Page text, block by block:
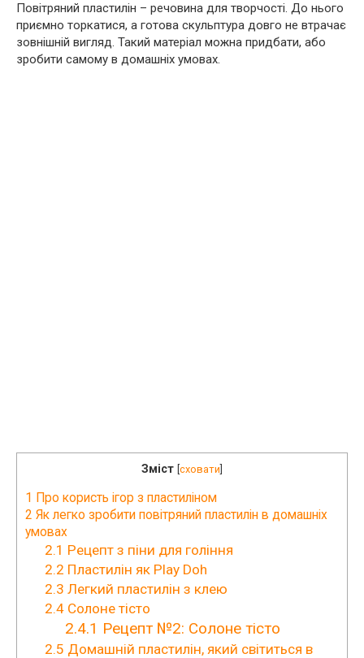
Повітряний пластилін – речовина для творчості. До нього
приємно торкатися, а готова скульптура довго не втрачає
зовнішній вигляд. Такий матеріал можна придбати, або
зробити самому в домашніх умовах.
Зміст сховати
1 Про користь ігор з пластиліном
2 Як легко зробити повітряний пластилін в домашніх
умовах
2.1 Рецепт з піни для гоління
2.2 Пластилін як Play Doh
2.3 Легкий пластилін з клею
2.4Солоне тісто
2.4.1 Рецепт №2: Солоне тісто
2.5 Домашній пластилін, який світиться в